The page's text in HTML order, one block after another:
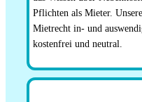
Pflichten als Mieter.
Mietrecht in- und
kostenfrei und neutral.